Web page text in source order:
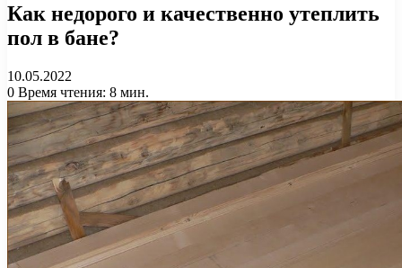
Как недорого и качественно утеплить
пол в бане?
10.05.2022
0 Время чтения: 8 мин.